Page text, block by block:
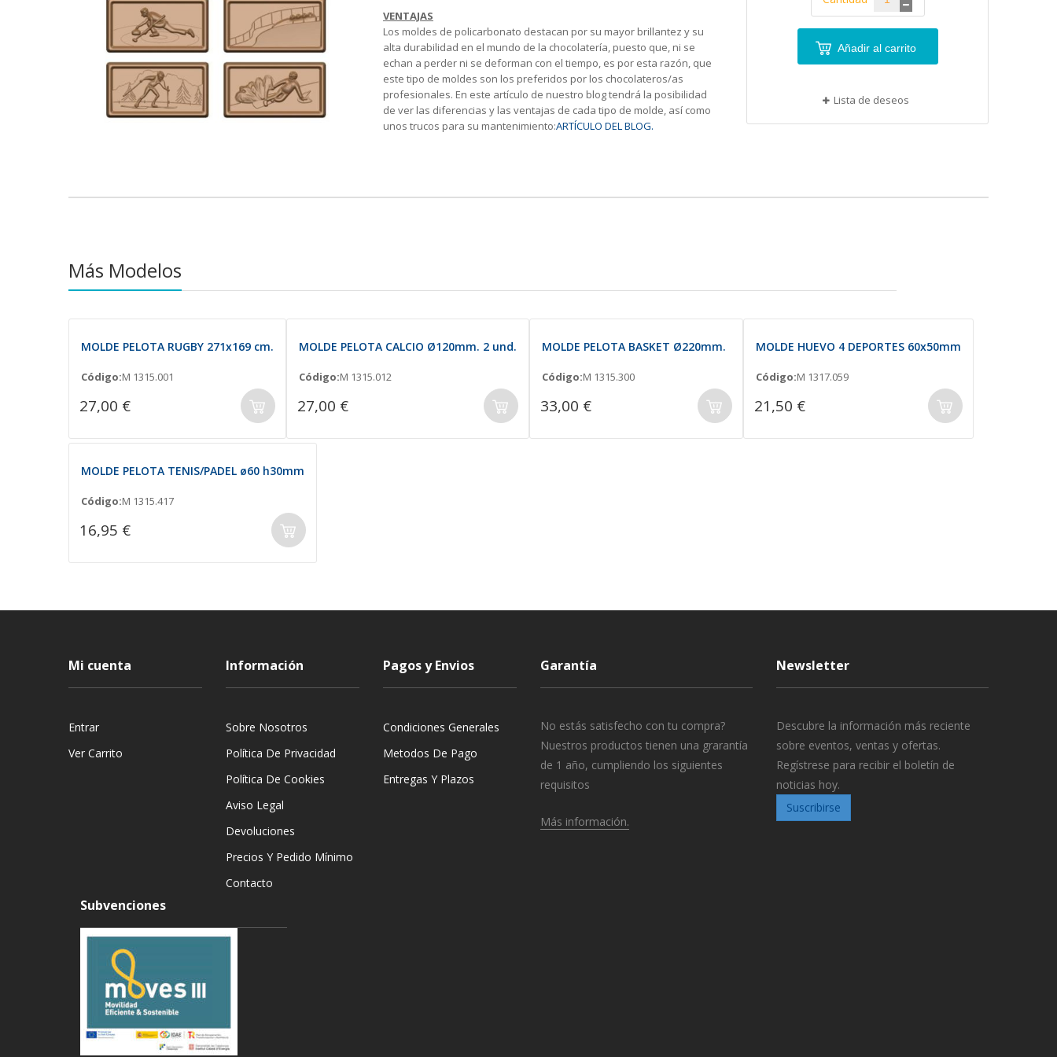
la
Añadir al carrito
Lista de deseos
VENTAJAS
Los moldes de policarbonato destacan por su mayor brillantez y su
alta durabilidad en el mundo de la chocolatería, puesto que, ni se
echan a perder ni se deforman con el tiempo, es por esta razón, que
este tipo de moldes son los preferidos por los chocolateros/as
profesionales. En este artículo de nuestro blog tendrá la posibilidad
de ver las diferencias y las ventajas de cada tipo de molde, así como
unos trucos para su mantenimiento:ARTÍCULO DEL BLOG.
Más Modelos
MOLDE PELOTA RUGBY 271x169 cm.
Código:M 1315.001
27,00 €
MOLDE PELOTA CALCIO Ø120mm. 2 und.
Código:M 1315.012
27,00 €
MOLDE PELOTA BASKET Ø220mm.
Código:M 1315.300
33,00 €
MOLDE HUEVO 4 DEPORTES 60x50mm
Código:M 1317.059
21,50 €
MOLDE PELOTA TENIS/PADEL ø60 h30mm
Código:M 1315.417
16,95 €
Mi cuenta
Entrar
Ver Carrito
Información
Sobre Nosotros
Política De Privacidad
Política De Cookies
Aviso Legal
Devoluciones
Precios Y Pedido Mínimo
Contacto
Pagos y Envios
Condiciones Generales
Metodos De Pago
Entregas Y Plazos
Garantía
No estás satisfecho con tu compra?
Nuestros productos tienen una grarantía
de 1 año, cumpliendo los siguientes
requisitos
Más información.
Newsletter
Descubre la información más reciente
sobre eventos, ventas y ofertas.
Regístrese para recibir el boletín de
noticias hoy.
Suscribirse
Subvenciones